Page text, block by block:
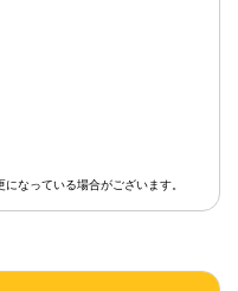
なっている場合がございます。